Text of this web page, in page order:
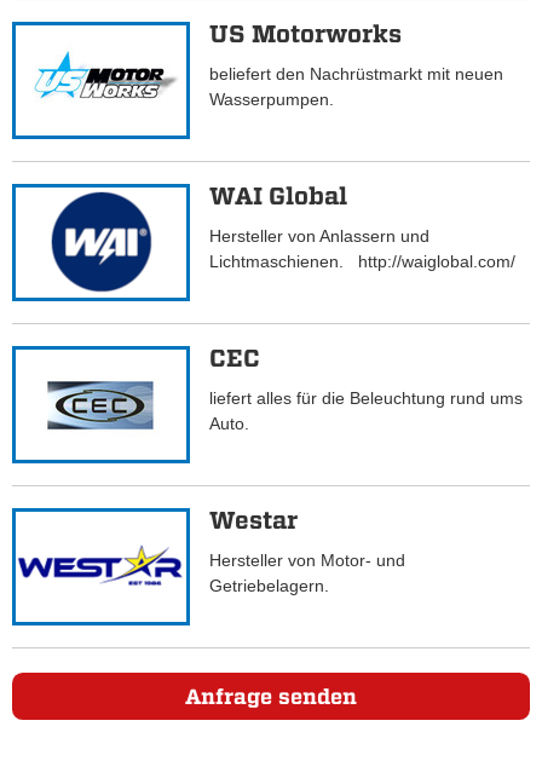
US Motorworks
beliefert den Nachrüstmarkt mit neuen
Wasserpumpen.
WAI Global
Hersteller von Anlassern und
Lichtmaschienen. http://waiglobal.com/
CEC
liefert alles für die Beleuchtung rund ums
Auto.
Westar
Hersteller von Motor- und
Getriebelagern.
Anfrage senden